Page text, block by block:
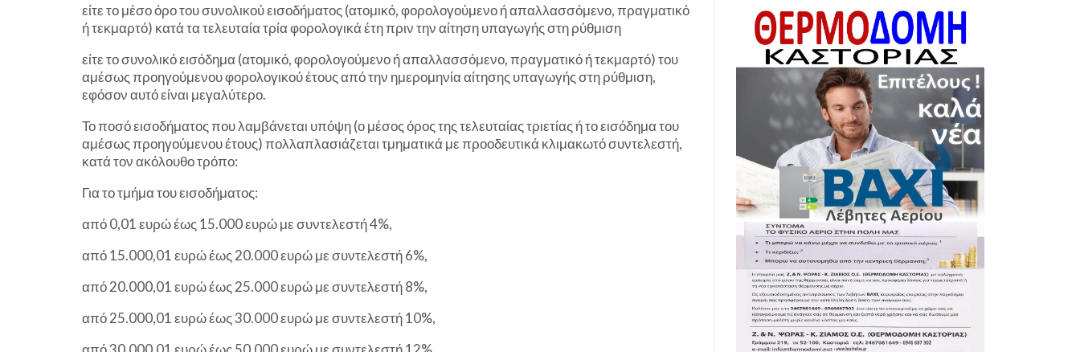
είτε το μέσο όρο του συνολικού εισοδήματος (ατομικό, φορολογούμενο ή απαλλασσόμενο, πραγματικό
ή τεκμαρτό) κατά τα τελευταία τρία φορολογικά έτη πριν την αίτηση υπαγωγής στη ρύθμιση
είτε το συνολικό εισόδημα (ατομικό, φορολογούμενο ή απαλλασσόμενο, πραγματικό ή τεκμαρτό) του
αμέσως προηγούμενου φορολογικού έτους από την ημερομηνία αίτησης υπαγωγής στη ρύθμιση,
εφόσον αυτό είναι μεγαλύτερο.
Το ποσό εισοδήματος που λαμβάνεται υπόψη (ο μέσος όρος της τελευταίας τριετίας ή το εισόδημα του
αμέσως προηγούμενου έτους) πολλαπλασιάζεται τμηματικά με προοδευτικά κλιμακωτό συντελεστή,
κατά τον ακόλουθο τρόπο:
Για το τμήμα του εισοδήματος:
από 0,01 ευρώ έως 15.000 ευρώ με συντελεστή 4%,
από 15.000,01 ευρώ έως 20.000 ευρώ με συντελεστή 6%,
από 20.000,01 ευρώ έως 25.000 ευρώ με συντελεστή 8%,
από 25.000,01 ευρώ έως 30.000 ευρώ με συντελεστή 10%,